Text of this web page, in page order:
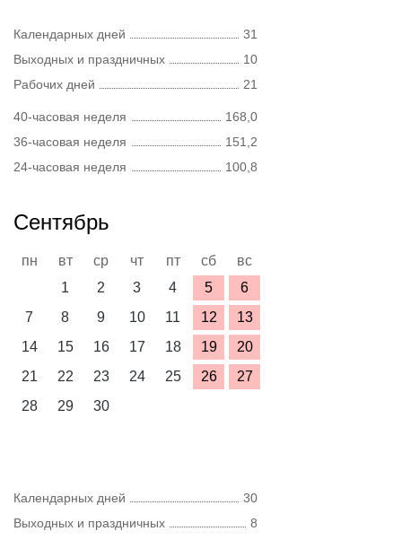
Календарных дней
31
Выходных и праздничных
10
Рабочих дней
21
40-часовая неделя
168,0
36-часовая неделя
151,2
24-часовая неделя
100,8
Сентябрь
пн вт ср чт пт сб
вс
1
2 3 4 5
6
7
8 9 10 11 12
13
14
15 16 17 18 19
20
21
22 23 24 25 26
27
28
29 30
Календарных дней
30
Выходных и праздничных
8